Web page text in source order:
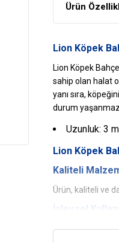
Ürün
Lion Köpek
Lion Köpek
sahip olan halat
yanı sıra,
durum yaşanmaz.
Uzunluk: 3
Lion Köpek
Kaliteli
Ürün, kaliteli ve
İşlevsel
İnce ve hafif